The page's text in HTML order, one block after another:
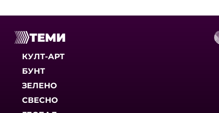
ТЕМИ
КУЛТ-АРТ
БУНТ
ЗЕЛЕНО
СВЕСНО